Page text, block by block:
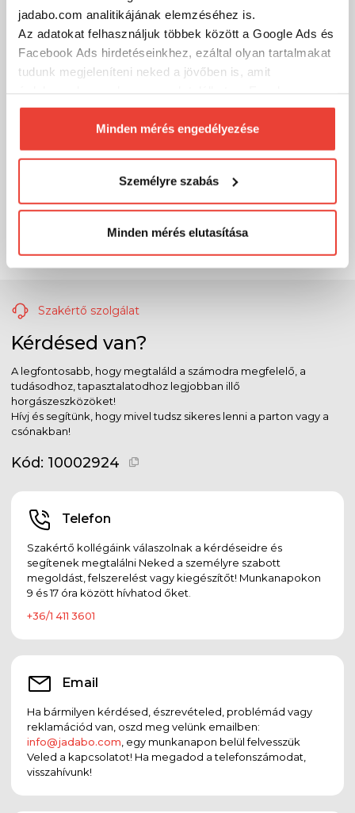
jadabo.com analitikájának elemzéséhez is.
Az adatokat felhasználjuk többek között a Google Ads és
Facebook Ads hirdetéseinkhez, ezáltal olyan tartalmakat
tudunk megjeleníteni neked a jövőben is, amit
biztosításához arra kérünk, hogy engedd meg
számunkra minden mérés használatát.
Természetesensoha semmilyen formában nem fogunk
megváltoztathatod a döntésed ezzel kapcsolatban.
Előre is köszönjük!
Minden mérés engedélyezése
Személyre szabás
Minden mérés elutasítása
Szakértő szolgálat
Kérdésed van?
A legfontosabb, hogy megtaláld a számodra megfelelő, a
tudásodhoz, tapasztalatodhoz legjobban illő
horgászeszközöket!
Hívj és segítünk, hogy mivel tudsz sikeres lenni a parton vagy a
csónakban!
Kód: 10002924
Telefon
Szakértő kollégáink válaszolnak a kérdéseidre és
segítenek megtalálni Neked a személyre szabott
megoldást, felszerelést vagy kiegészítőt! Munkanapokon
9 és 17 óra között hívhatod őket.
+36/1 411 3601
Email
Ha bármilyen kérdésed, észrevételed, problémád vagy
reklamációd van, oszd meg velünk emailben:
info@jadabo.com , egy munkanapon belül felvesszük
Veled a kapcsolatot! Ha megadod a telefonszámodat,
visszahívunk!